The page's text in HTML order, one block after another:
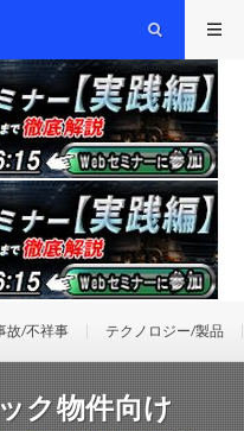
故/不祥事 テクノロジー/製品
ク物件向け